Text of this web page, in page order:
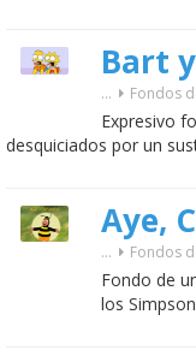
Bart
... Fondos
Expresivo
desquiciados por un
Aye,
... Fondos
Fondo de
los